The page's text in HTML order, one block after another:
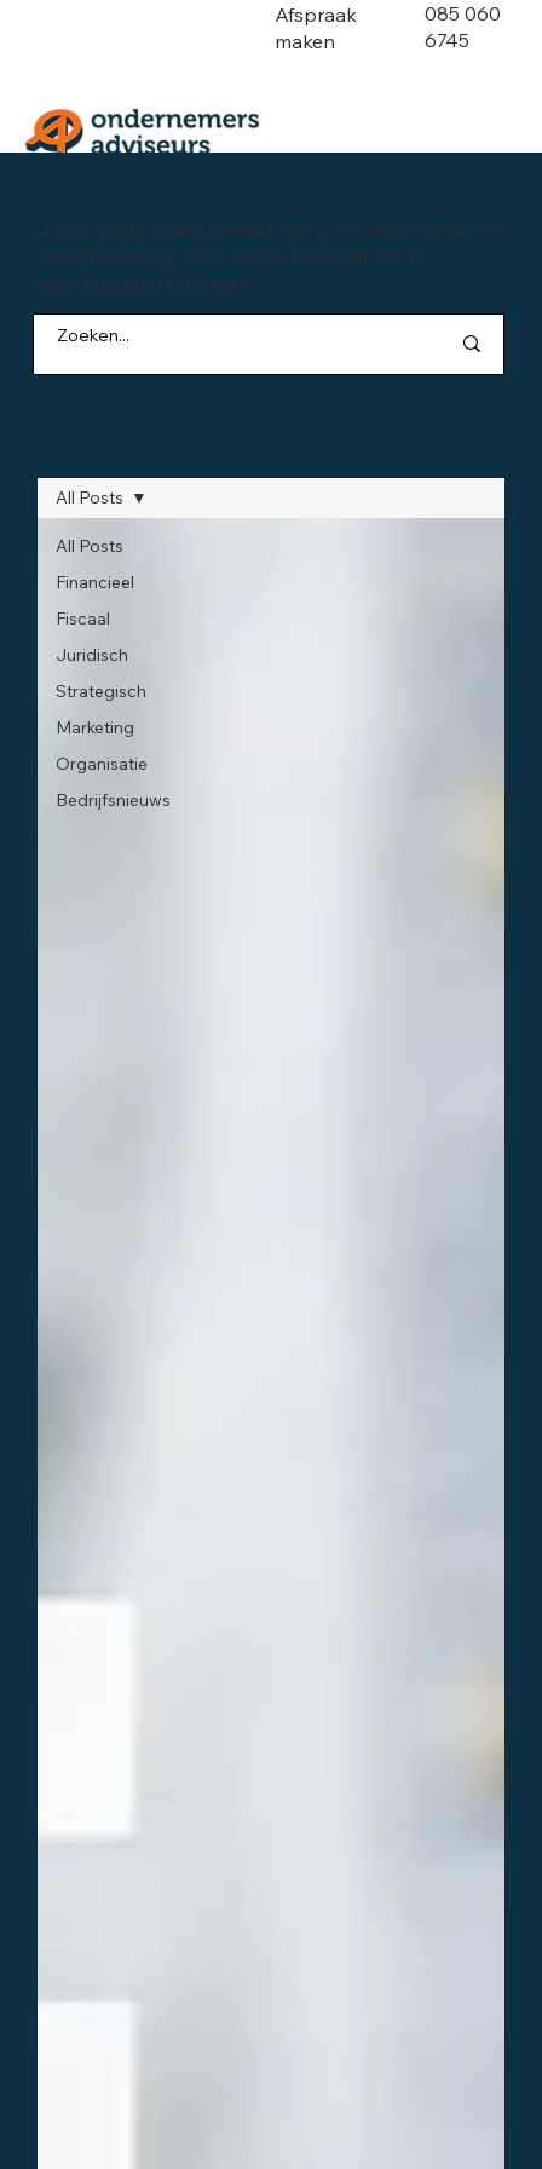
Afspraak
maken
085 060
6745
Kennisbank ondernemen
Jouw gratis online kennisbron over ondernemen en
bedrijfsvoering. Zoek via de zoekbalk of de
categorieën daaronder:
All Posts
Financieel
Fiscaal
Juridisch
Strategisch
Marketing
Organisatie
Bedrijfsnieuws
All Posts